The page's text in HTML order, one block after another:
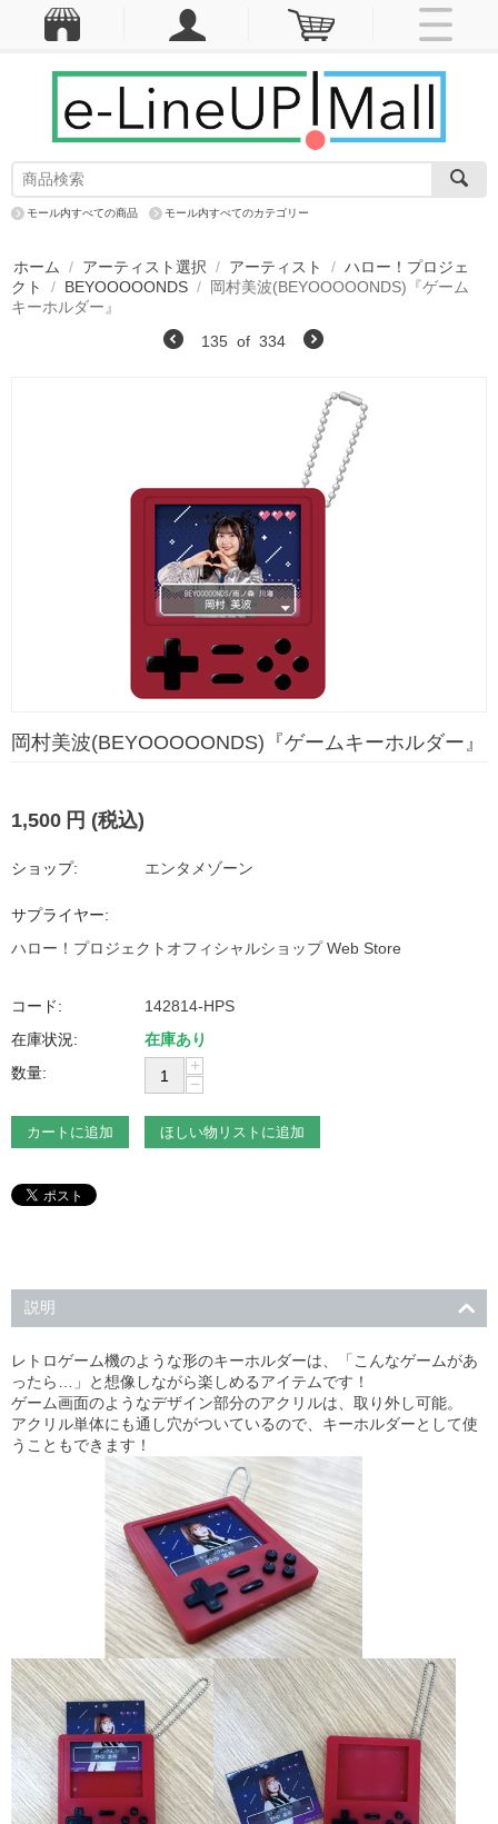
モール内すべての商品 モール内すべてのカテゴリー
ホーム / アーティスト選択 / アーティスト / ハロー！プロジェ
クト
/ BEYOOOOONDS /
岡村美波(BEYOOOOONDS)『ゲーム
キーホルダー』
135 of 334
岡村美波(BEYOOOOONDS)『ゲームキーホルダー』
1,500 円 (税込)
ショップ: エンタメゾーン
サプライヤー:
ハロー！プロジェクトオフィシャルショップ Web Store
コード:
142814-HPS
在庫状況:
在庫あり
数量:
+
−
カートに追加 ほしい物リストに追加
説明
レトロゲーム機のような形のキーホルダーは、「こんなゲームがあ
ったら…」と想像しながら楽しめるアイテムです！
ゲーム画面のようなデザイン部分のアクリルは、取り外し可能。
アクリル単体にも通し穴がついているので、キーホルダーとして使
うこともできます！